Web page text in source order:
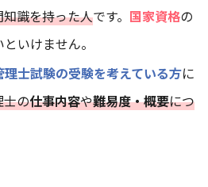
識を持った人です。 国家資格の
いけません。
理士試験の受験を考えている方に
士の仕事内容や難易度・概要につ